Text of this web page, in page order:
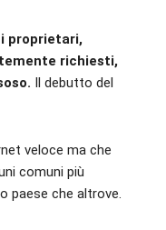
proprietari,
richiesti,
Il debutto del
veloce ma che
comuni più
paese che altrove.